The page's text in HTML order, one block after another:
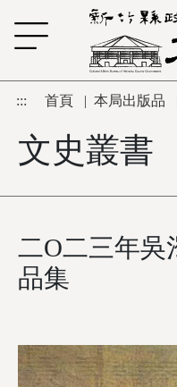
跳到主要內容區塊
::: 首頁 | 本局出版品
文史叢書
二O二三年吳
品集